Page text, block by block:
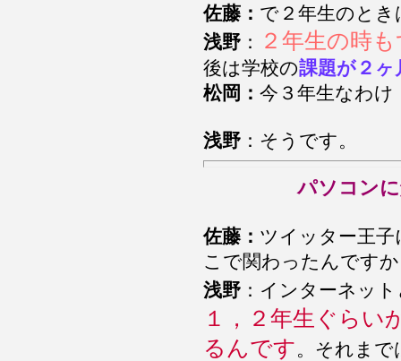
佐藤： で２年生のと
浅野 ： ２年生の時
後は学校の課題が２
松岡： 今３年生なわけ
浅野 ：そうです。
パソコン
佐藤： ツイッター王
こで関わったんですか
浅野 ：インターネッ
１，２年生ぐらい
るんです。それまで